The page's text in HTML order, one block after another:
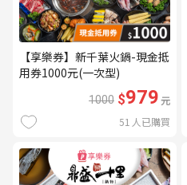
【享樂券】新千葉火鍋-現金抵
用券1000元(一次型)
1000 $979元
51 人已購買